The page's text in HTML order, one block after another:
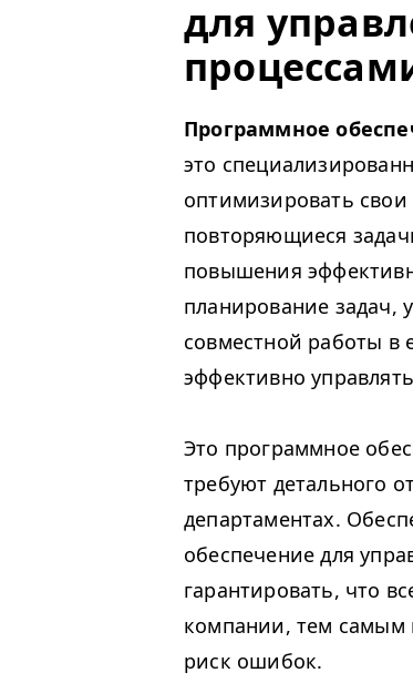
для
Программное
это
оптимизировать
повторяющиеся
повышения
планирование задач,
совместной работы в
эффективно
Это программное
требуют детального
департаментах.
обеспечение для
гарантировать, что
компании, тем самым
риск ошибок.